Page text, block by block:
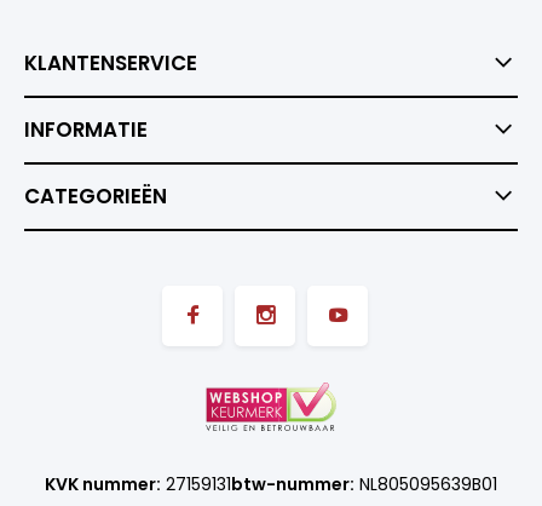
KLANTENSERVICE
INFORMATIE
CATEGORIEËN
KVK nummer: 27159131btw-nummer: NL805095639B01